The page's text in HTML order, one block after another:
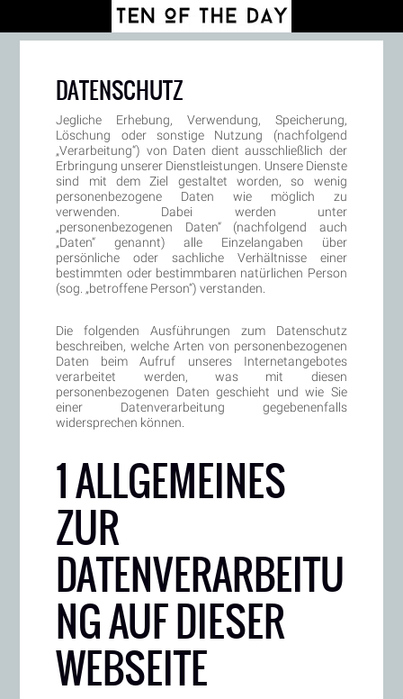
DATENSCHUTZ
Jegliche Erhebung, Verwendung, Speicherung,
Löschung oder sonstige Nutzung (nachfolgend
„Verarbeitung“) von Daten dient ausschließlich der
Erbringung unserer Dienstleistungen. Unsere Dienste
sind mit dem Ziel gestaltet worden, so wenig
personenbezogene Daten wie möglich zu
verwenden. Dabei werden unter
„personenbezogenen Daten“ (nachfolgend auch
„Daten“ genannt) alle Einzelangaben über
persönliche oder sachliche Verhältnisse einer
bestimmten oder bestimmbaren natürlichen Person
(sog. „betroffene Person“) verstanden.
Die folgenden Ausführungen zum Datenschutz
beschreiben, welche Arten von personenbezogenen
Daten beim Aufruf unseres Internetangebotes
verarbeitet werden, was mit diesen
personenbezogenen Daten geschieht und wie Sie
einer Datenverarbeitung gegebenenfalls
widersprechen können.
1 ALLGEMEINES
ZUR
DATENVERARBEITU
NG AUF DIESER
WEBSEITE